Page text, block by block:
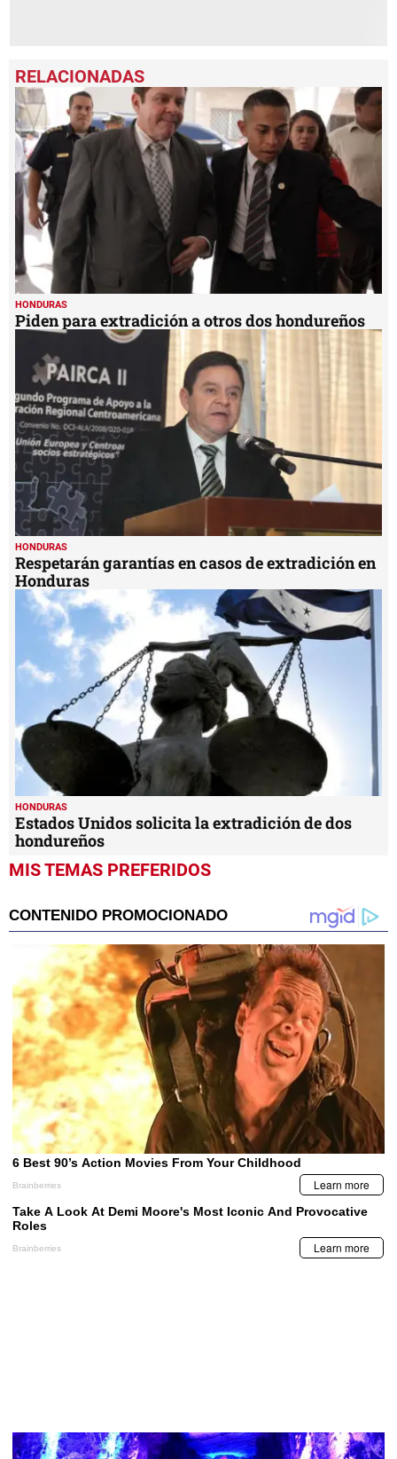
HONDURAS
Piden para extradición a otros dos hondureños
HONDURAS
Respetarán garantías en casos de extradición en
Honduras
HONDURAS
Estados Unidos solicita la extradición de dos
hondureños
MIS TEMAS PREFERIDOS